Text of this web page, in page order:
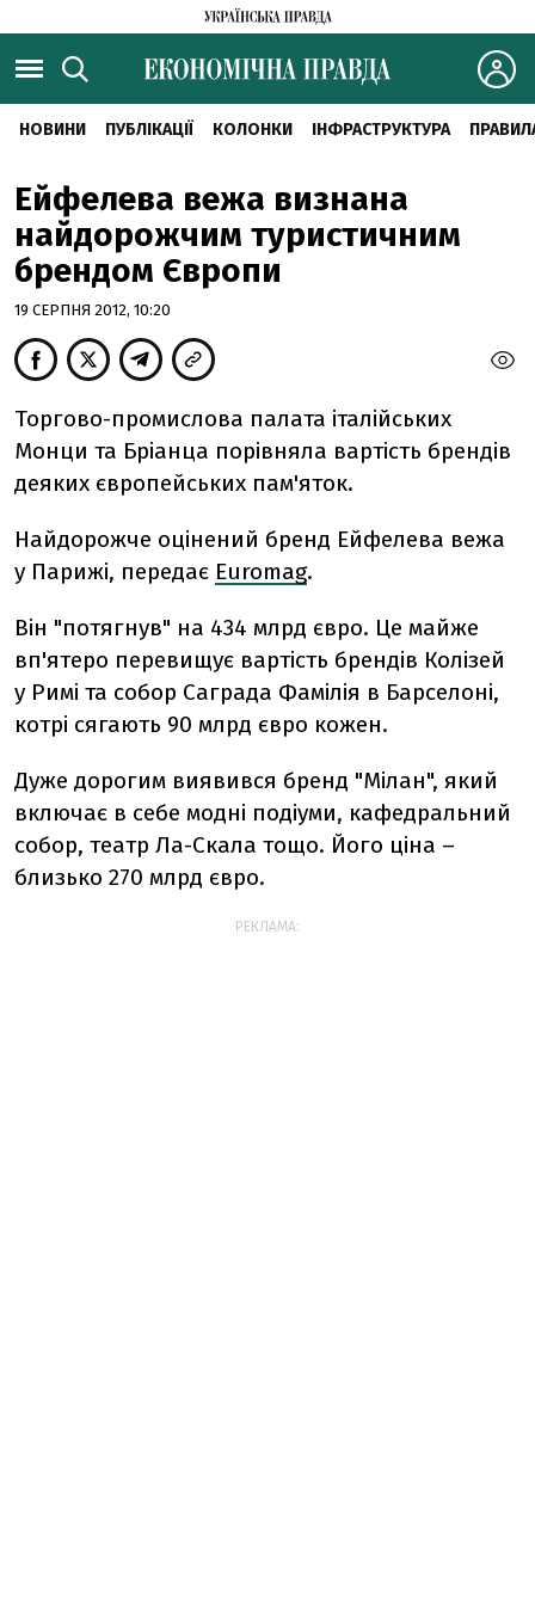
НОВИНИ ПУБЛІКАЦІЇ КОЛОНКИ ІНФРАСТРУКТУРА
Ейфелева вежа визнана
найдорожчим туристичним
брендом Європи
19 СЕРПНЯ 2012, 10:20
Торгово-промислова палата італійських
Монци та Бріанца порівняла вартість брендів
деяких європейських пам'яток.
Найдорожче оцінений бренд Ейфелева вежа
у Парижі, передає Euromag.
Він "потягнув" на 434 млрд євро. Це майже
вп'ятеро перевищує вартість брендів Колізей
у Римі та собор Саграда Фамілія в Барселоні,
котрі сягають 90 млрд євро кожен.
Дуже дорогим виявився бренд "Мілан", який
включає в себе модні подіуми, кафедральний
собор, театр Ла-Скала тощо. Його ціна –
близько 270 млрд євро.
РЕКЛАМА: